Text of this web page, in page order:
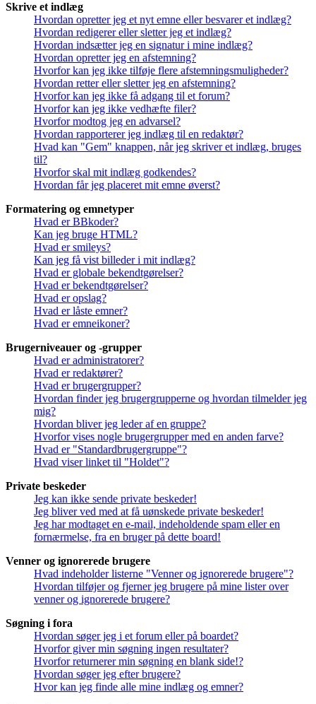
Skrive et indlæg
Hvordan opretter jeg et nyt emne eller besvarer et indlæg?
Hvordan redigerer eller sletter jeg et indlæg?
Hvordan indsætter jeg en signatur i mine indlæg?
Hvordan opretter jeg en afstemning?
Hvorfor kan jeg ikke tilføje flere afstemningsmuligheder?
Hvordan retter eller sletter jeg en afstemning?
Hvorfor kan jeg ikke få adgang til et forum?
Hvorfor kan jeg ikke vedhæfte filer?
Hvorfor modtog jeg en advarsel?
Hvordan rapporterer jeg indlæg til en redaktør?
Hvad kan "Gem" knappen, når jeg skriver et indlæg, bruges
til?
Hvorfor skal mit indlæg godkendes?
Hvordan får jeg placeret mit emne øverst?
Formatering og emnetyper
Hvad er BBkoder?
Kan jeg bruge HTML?
Hvad er smileys?
Kan jeg få vist billeder i mit indlæg?
Hvad er globale bekendtgørelser?
Hvad er bekendtgørelser?
Hvad er opslag?
Hvad er låste emner?
Hvad er emneikoner?
Brugerniveauer og -grupper
Hvad er administratorer?
Hvad er redaktører?
Hvad er brugergrupper?
Hvordan finder jeg brugergrupperne og hvordan tilmelder jeg
mig?
Hvordan bliver jeg leder af en gruppe?
Hvorfor vises nogle brugergrupper med en anden farve?
Hvad er "Standardbrugergruppe"?
Hvad viser linket til "Holdet"?
Private beskeder
Jeg kan ikke sende private beskeder!
Jeg bliver ved med at få uønskede private beskeder!
Jeg har modtaget en e-mail, indeholdende spam eller en
fornærmelse, fra en bruger på dette board!
Venner og ignorerede brugere
Hvad indeholder listerne "Venner og ignorerede brugere"?
Hvordan tilføjer og fjerner jeg brugere på mine lister over
venner og ignorerede brugere?
Søgning i fora
Hvordan søger jeg i et forum eller på boardet?
Hvorfor giver min søgning ingen resultater?
Hvorfor returnerer min søgning en blank side!?
Hvordan søger jeg efter brugere?
Hvor kan jeg finde alle mine indlæg og emner?